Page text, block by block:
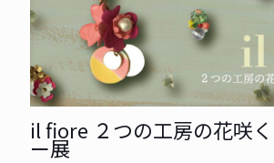
il fiore ２つの工房の花咲
ー展